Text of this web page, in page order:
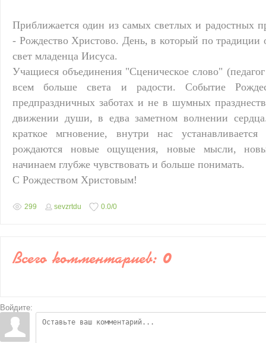
Приближается один из самых светлых и радостных
- Рождество Христово. День, в который по традиции
свет младенца Иисуса.
Учащиеся объединения "Сценическое слово"
всем больше света и радости. Событие
предпраздничных заботах и не в шумных
движении души, в едва заметном волнении
краткое мгновение, внутри нас
рождаются новые ощущения, новые мысли,
начинаем глубже чувствовать и больше понимать.
С Рождеством Христовым!
299 sevzrtdu 0.0/0
Всего комментариев: 0
Войдите: